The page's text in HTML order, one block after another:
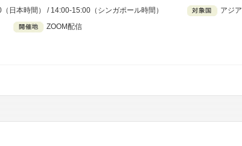
本時間） / 14:00-15:00（シンガポール時間） アジア
ZOOM配信